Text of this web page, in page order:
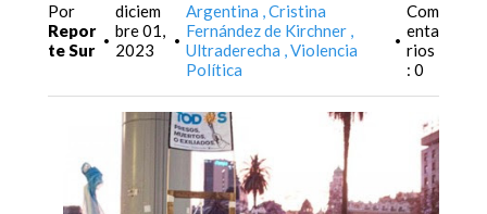
Por
Repor
te Sur
•
diciem
bre 01,
2023
•
Argentina Cristina
Fernández de Kirchner
Ultraderecha Violencia
Política
•
Com
enta
rios
: 0